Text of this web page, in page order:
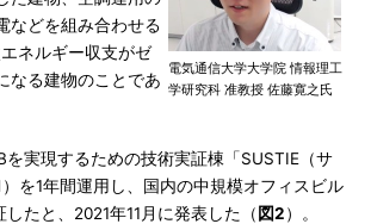
電気通信大学大学院 情報理工
学研究科 准教授 佐藤寛之氏
などを組み合わせる
ネルギー収支がゼ
なる建物のことであ
実現するための技術実証棟「SUSTIE（サ
）を1年間運用し、国内の中規模オフィスビル
したと、2021年11月に発表した（ 図2）。